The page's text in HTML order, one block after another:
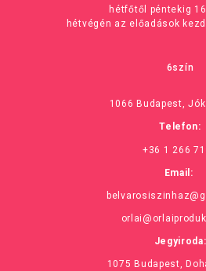
hétfőtől péntekig
hétvégén az előadások
6szín
1066 Budapest,
Telefon:
+36 1 266
Email:
Jegyiroda:
1075 Budapest,